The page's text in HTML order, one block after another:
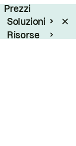
Prezzi
Soluzioni
Risorse